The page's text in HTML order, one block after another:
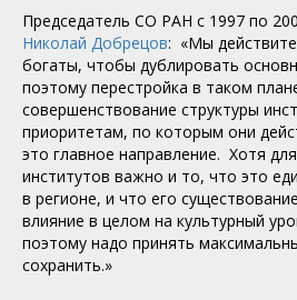
Председатель СО РАН с 1997 по
Николай Добрецов: «Мы
богаты, чтобы дублировать
поэтому перестройка в таком
совершенствование структуры
приоритетам, по которым они
это главное направление. Хотя
институтов важно и то, что это
в регионе, и что его
влияние в целом на культурный
поэтому надо принять
сохранить.»